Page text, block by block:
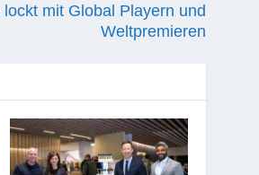
mit Global Playern und
Weltpremieren